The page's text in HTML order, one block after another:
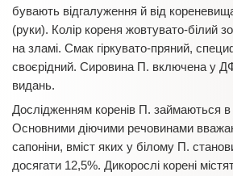
бувають відгалуження й від
(руки). Колір кореня жовтувато-білий
на зламі. Смак гіркувато-пряний,
своєрідний. Сировина П. включена у
видань.
Дослідженням коренів П. займаються в
Основними діючими речовинами
сапоніни, вміст яких у білому П.
досягати 12,5%. Дикорослі корені